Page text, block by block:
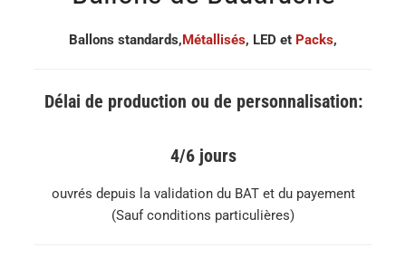
Ballons standards,Métallisés, LED et Packs,
Délai de production ou de personnalisation:
4/6 jours
ouvrés depuis la validation du BAT et du payement
(Sauf conditions particulières)